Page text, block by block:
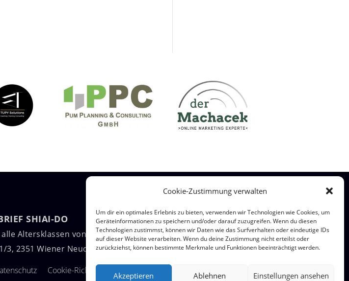
Cookie-Zustimmung verwalten
Um dir ein optimales Erlebnis zu bieten, verwenden wir Technologien wie Cookies, um
Geräteinformationen zu speichern und/oder darauf zuzugreifen. Wenn du diesen
Technologien zustimmst, können wir Daten wie das Surfverhalten oder eindeutige IDs
auf dieser Website verarbeiten. Wenn du deine Zustimmung nicht erteilst oder
zurückziehst, können bestimmte Merkmale und Funktionen beeinträchtigt werden.
Akzeptieren Ablehnen Einstellungen ansehen
SHIAI-DO
Altersklassen von 4 bis 99 Jahre.
3, 2351 Wiener Neudorf
Cookie-Richtlinie (EU)